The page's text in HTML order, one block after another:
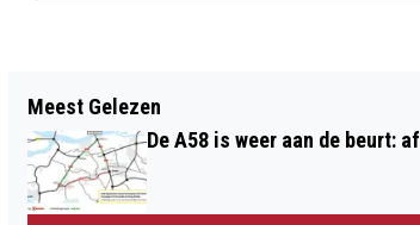
BIZAR: TWIX-RECLAME
ENGELAND WEGENS PROMOTIE
GEVAARLIJK RIJGEDRAG
Meest Gelezen
De A58 is weer aan de beurt: